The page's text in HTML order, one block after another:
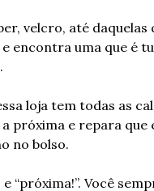
velcro, até daquelas
encontra uma que é
loja tem todas as
próxima e repara que
no bolso.
“próxima!”. Você